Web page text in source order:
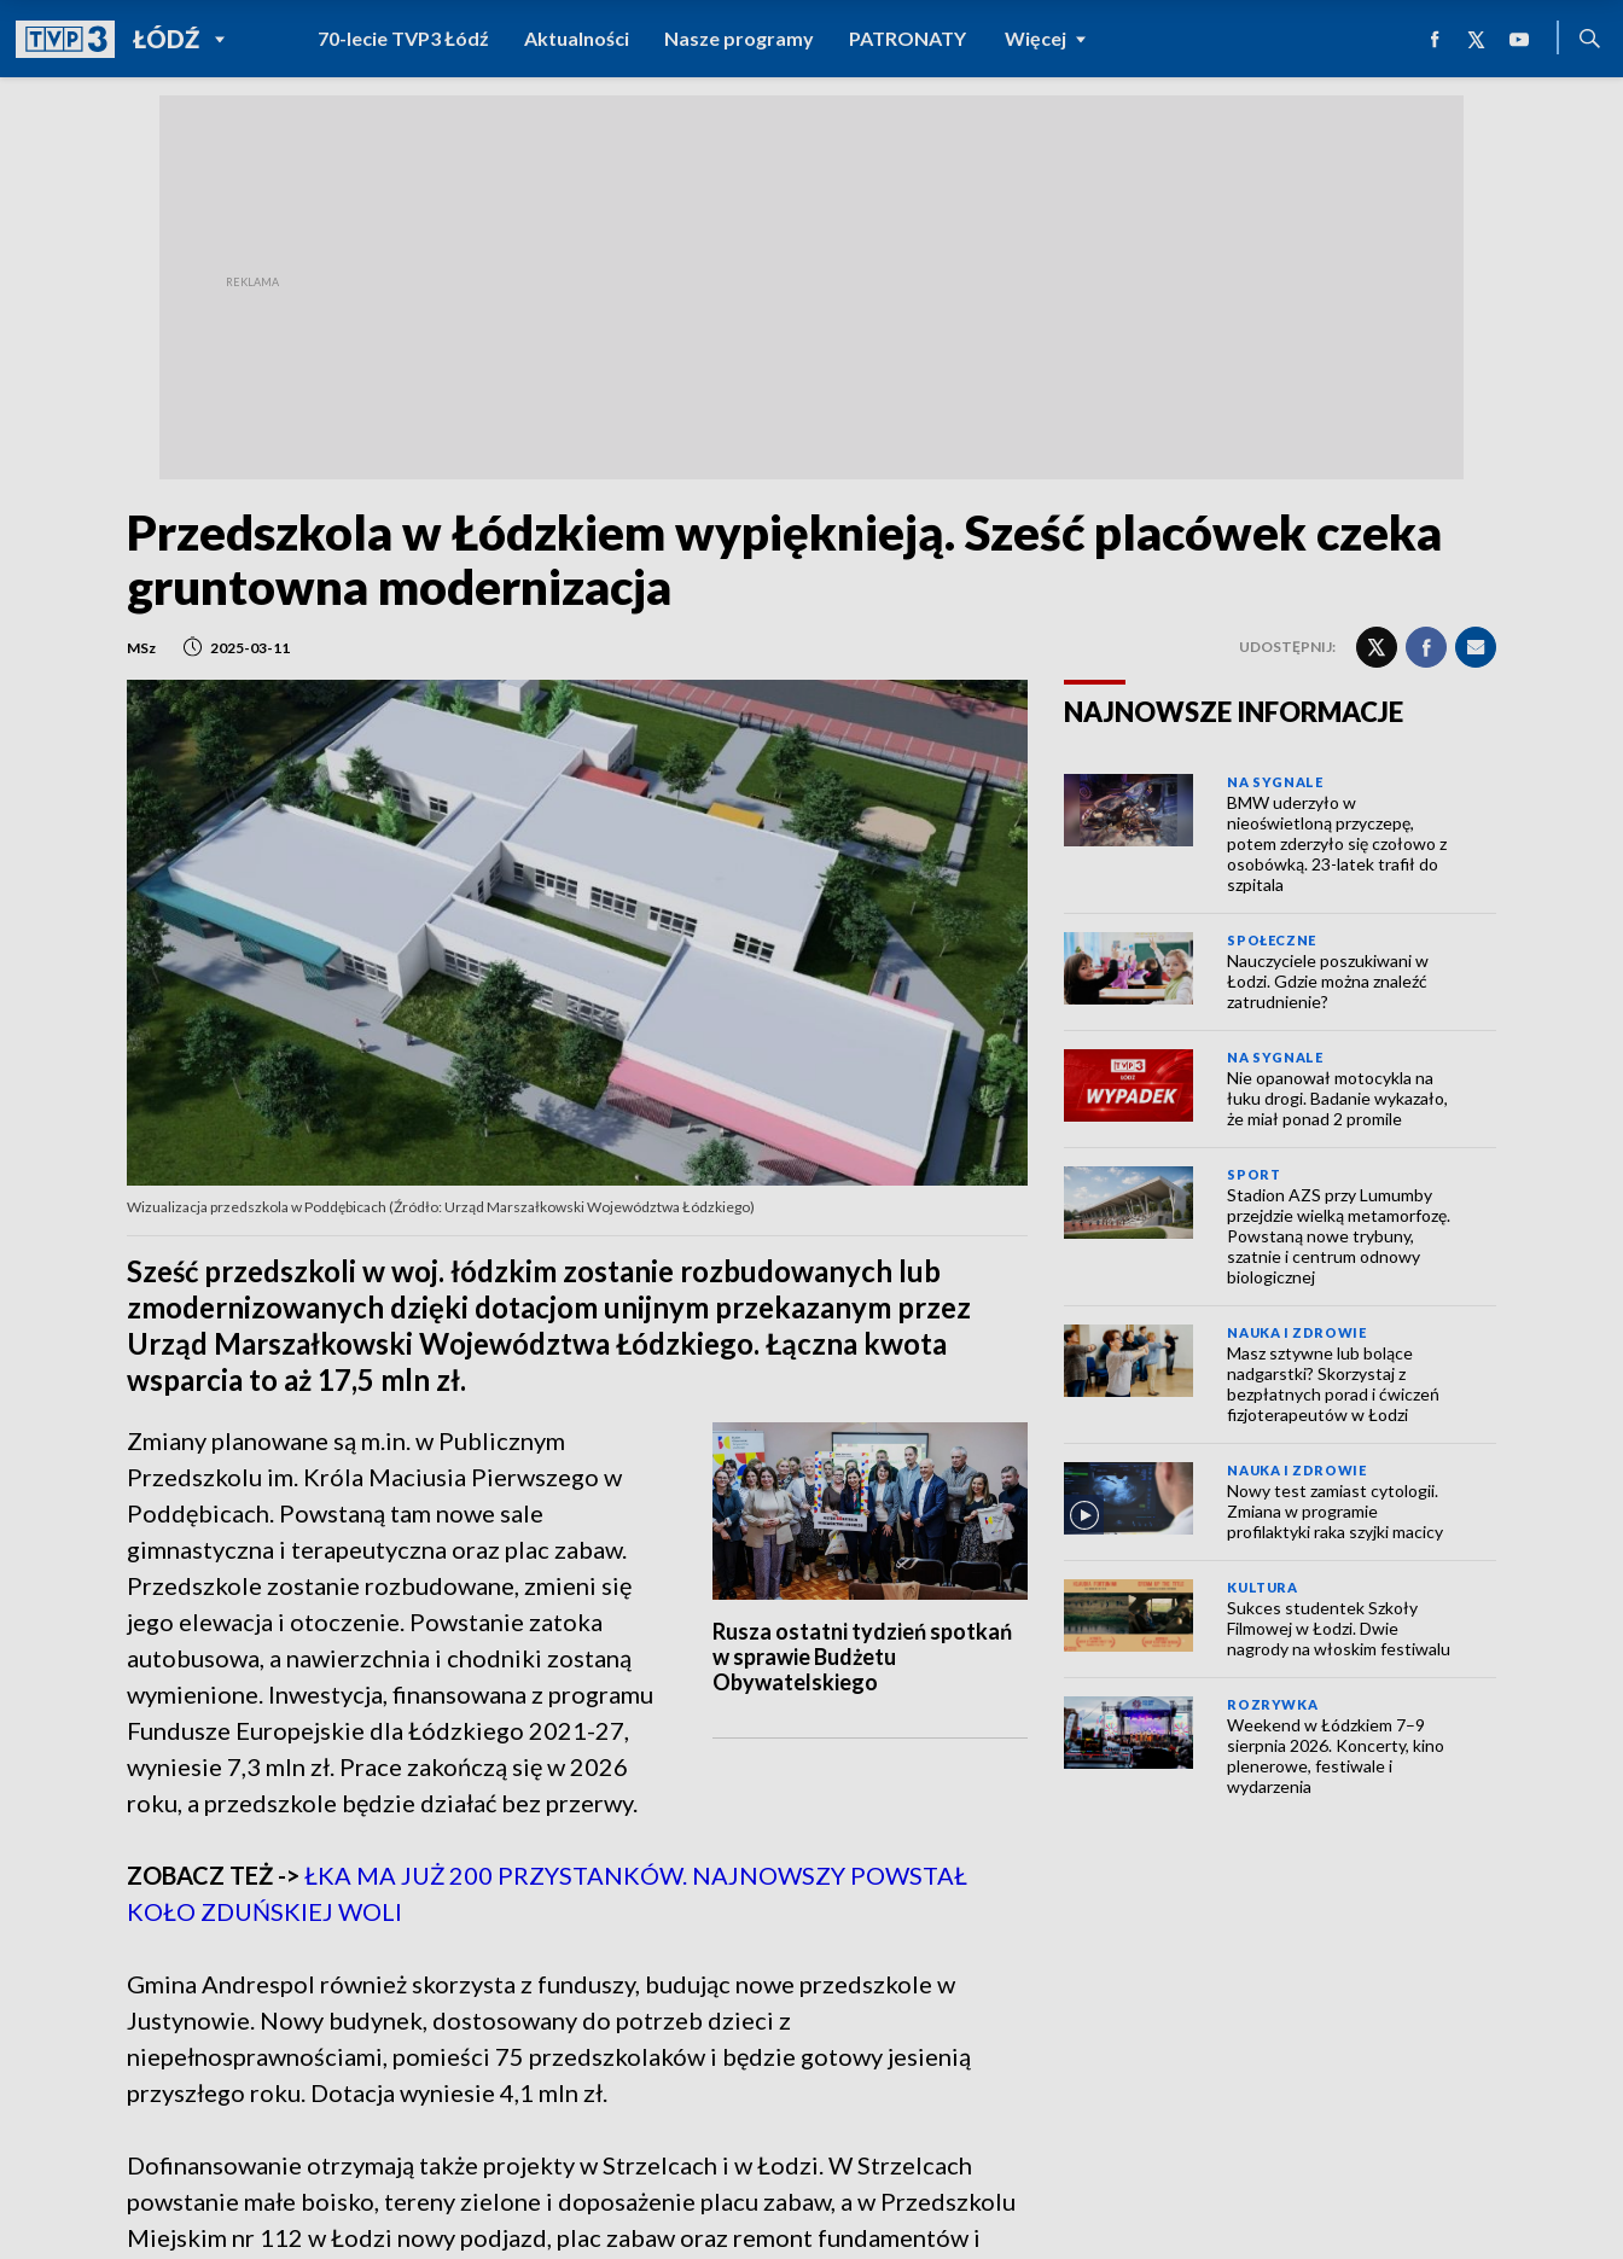
ŁÓDŹPOWRÓT DO
TVP REGIONY
70-lecie TVP3 Łódź Aktualności Nasze programy PATRONATY Więcej
Przedszkola w Łódzkiem wypięknieją. Sześć placówek czeka
gruntowna modernizacja
MSz 2025-03-11 UDOSTĘPNIJ:
Wizualizacja przedszkola w Poddębicach (Źródło: Urząd Marszałkowski Województwa Łódzkiego)
Sześć przedszkoli w woj. łódzkim zostanie rozbudowanych lub
zmodernizowanych dzięki dotacjom unijnym przekazanym przez
Urząd Marszałkowski Województwa Łódzkiego. Łączna kwota
wsparcia to aż 17,5 mln zł.
Rusza ostatni tydzień spotkań
w sprawie Budżetu
Obywatelskiego
Zmiany planowane są m.in. w Publicznym
Przedszkolu im. Króla Maciusia Pierwszego w
Poddębicach. Powstaną tam nowe sale
gimnastyczna i terapeutyczna oraz plac zabaw.
Przedszkole zostanie rozbudowane, zmieni się
jego elewacja i otoczenie. Powstanie zatoka
autobusowa, a nawierzchnia i chodniki zostaną
wymienione. Inwestycja, finansowana z programu
Fundusze Europejskie dla Łódzkiego 2021-27,
wyniesie 7,3 mln zł. Prace zakończą się w 2026
roku, a przedszkole będzie działać bez przerwy.
ZOBACZ TEŻ -> ŁKA MA JUŻ 200 PRZYSTANKÓW. NAJNOWSZY POWSTAŁ
KOŁO ZDUŃSKIEJ WOLI
Gmina Andrespol również skorzysta z funduszy, budując nowe przedszkole w
Justynowie. Nowy budynek, dostosowany do potrzeb dzieci z
niepełnosprawnościami, pomieści 75 przedszkolaków i będzie gotowy jesienią
przyszłego roku. Dotacja wyniesie 4,1 mln zł.
Dofinansowanie otrzymają także projekty w Strzelcach i w Łodzi. W Strzelcach
powstanie małe boisko, tereny zielone i doposażenie placu zabaw, a w Przedszkolu
Miejskim nr 112 w Łodzi nowy podjazd, plac zabaw oraz remont fundamentów i
NAJNOWSZE INFORMACJE
NA SYGNALE
BMW uderzyło w
nieoświetloną przyczepę,
potem zderzyło się czołowo z
osobówką. 23-latek trafił do
szpitala
SPOŁECZNE
Nauczyciele poszukiwani w
Łodzi. Gdzie można znaleźć
zatrudnienie?
NA SYGNALE
Nie opanował motocykla na
łuku drogi. Badanie wykazało,
że miał ponad 2 promile
SPORT
Stadion AZS przy Lumumby
przejdzie wielką metamorfozę.
Powstaną nowe trybuny,
szatnie i centrum odnowy
biologicznej
NAUKA I ZDROWIE
Masz sztywne lub bolące
nadgarstki? Skorzystaj z
bezpłatnych porad i ćwiczeń
fizjoterapeutów w Łodzi
NAUKA I ZDROWIE
Nowy test zamiast cytologii.
Zmiana w programie
profilaktyki raka szyjki macicy
KULTURA
Sukces studentek Szkoły
Filmowej w Łodzi. Dwie
nagrody na włoskim festiwalu
ROZRYWKA
Weekend w Łódzkiem 7–9
sierpnia 2026. Koncerty, kino
plenerowe, festiwale i
wydarzenia